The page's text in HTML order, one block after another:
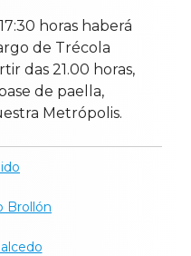
horas haberá
de Trécola
das 21.00 horas,
de paella,
Metrópolis.
Brollón